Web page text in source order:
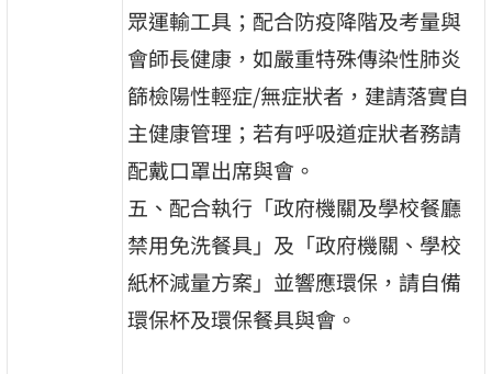
眾運輸工具；配合防疫降階及考量與
會師長健康，如嚴重特殊傳染性肺炎
篩檢陽性輕症/無症狀者，建請落實自
主健康管理；若有呼吸道症狀者務請
配戴口罩出席與會。
五、配合執行「政府機關及學校餐廳
禁用免洗餐具」及「政府機關、學校
紙杯減量方案」並響應環保，請自備
環保杯及環保餐具與會。